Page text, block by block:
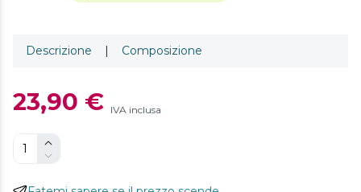
Descrizione | Composizione
23,90 € IVA inclusa